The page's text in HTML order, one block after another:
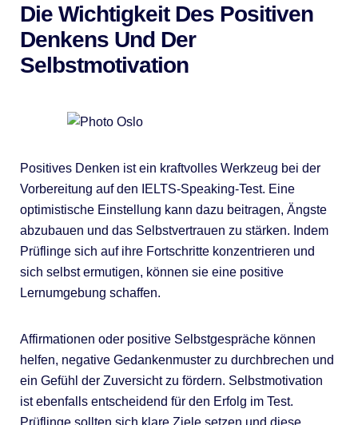
Die Wichtigkeit Des Positiven
Denkens Und Der
Selbstmotivation
Positives Denken ist ein kraftvolles Werkzeug bei der
Vorbereitung auf den IELTS-Speaking-Test. Eine
optimistische Einstellung kann dazu beitragen, Ängste
abzubauen und das Selbstvertrauen zu stärken. Indem
Prüflinge sich auf ihre Fortschritte konzentrieren und
sich selbst ermutigen, können sie eine positive
Lernumgebung schaffen.
Affirmationen oder positive Selbstgespräche können
helfen, negative Gedankenmuster zu durchbrechen und
ein Gefühl der Zuversicht zu fördern. Selbstmotivation
ist ebenfalls entscheidend für den Erfolg im Test.
Prüflinge sollten sich klare Ziele setzen und diese